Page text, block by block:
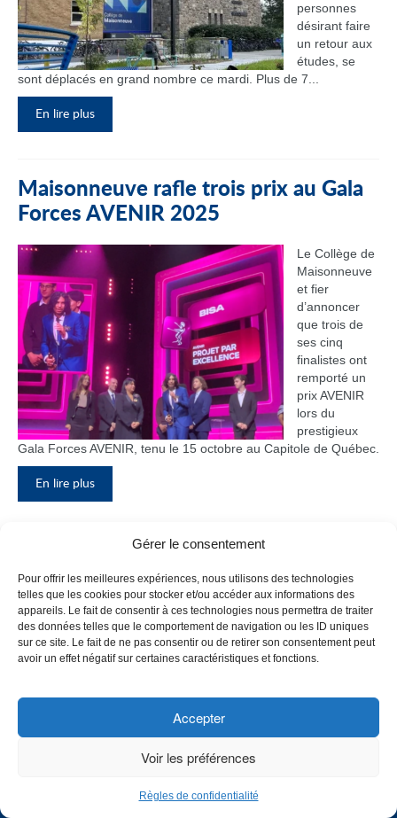
Gérer le consentement
Pour offrir les meilleures expériences, nous utilisons des technologies
telles que les cookies pour stocker et/ou accéder aux informations des
appareils. Le fait de consentir à ces technologies nous permettra de traiter
des données telles que le comportement de navigation ou les ID uniques
sur ce site. Le fait de ne pas consentir ou de retirer son consentement peut
avoir un effet négatif sur certaines caractéristiques et fonctions.
Accepter
Voir les préférences
Règles de confidentialité
personnes
désirant faire
un retour aux
études, se
sont déplacés en grand nombre ce mardi. Plus de 7...
En lire plus
Maisonneuve rafle trois prix au Gala
Forces AVENIR 2025
Le Collège de
Maisonneuve
et fier
d’annoncer
que trois de
ses cinq
finalistes ont
remporté un
prix AVENIR
lors du
prestigieux
Gala Forces AVENIR, tenu le 15 octobre au Capitole de Québec.
En lire plus
bloc F
Le Collège de
Maisonneuve
a inauguré
CHOISISSEZ UN PROFIL